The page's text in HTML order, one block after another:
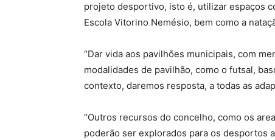
projeto desportivo, isto é, utilizar espaços
Escola Vitorino Nemésio, bem como a
“Dar vida aos pavilhões municipais, com
modalidades de pavilhão, como o futsal,
contexto, daremos resposta, a todas as
“Outros recursos do concelho, como os
poderão ser explorados para os desportos